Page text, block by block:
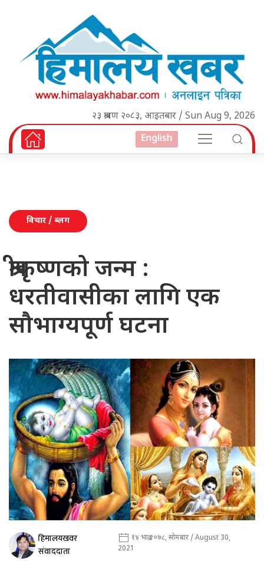
२३ श्रावण २०८३, आइतबार / Sun Aug 9, 2026
English
विचार / ब्लग
श्रीकृष्णको जन्म :
धरतीवासीका लागि एक
सौभाग्यपूर्ण घटना
हिमालयखवर
संवाददाता
१४ भाद्र २०७८, सोमबार / August 30,
2021